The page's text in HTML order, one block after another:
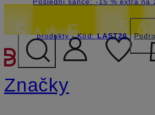
PŘEJÍT NA
produkty- Kód:LAST26
Značky